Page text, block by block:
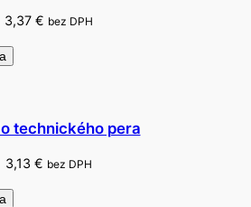
3,37 € bez DPH
technického pera
3,13 € bez DPH